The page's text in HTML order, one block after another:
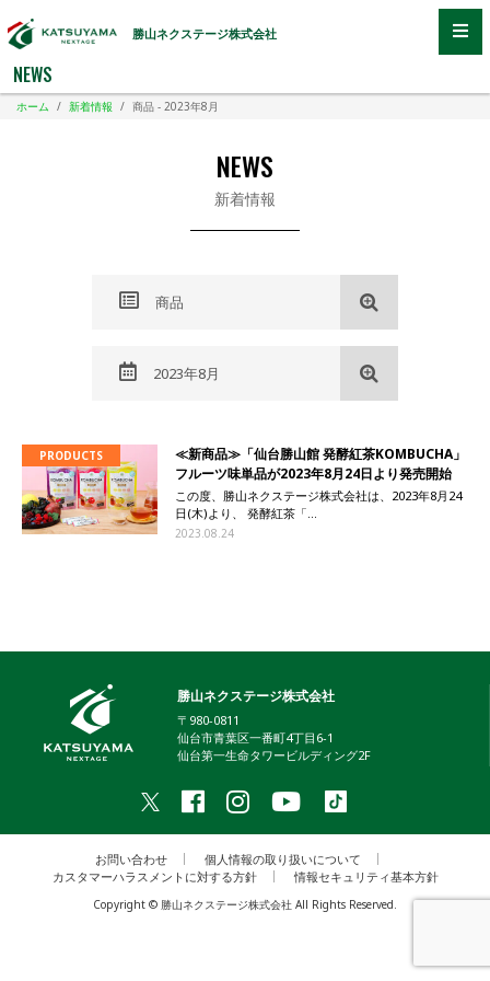
勝山ネクステージ株式会社
NEWS
ホーム / 新着情報 / 商品 - 2023年8月
NEWS
新着情報
商品
2023年8月
PRODUCTS
≪新商品≫「仙台勝山館 発酵紅茶KOMBUCHA」
フルーツ味単品が2023年8月24日より発売開始
この度、勝山ネクステージ株式会社は、2023年8月24
日(木)より、 発酵紅茶「...
2023.08.24
勝山ネクステージ株式会社
〒980-0811
仙台市青葉区一番町4丁目6-1
仙台第一生命タワービルディング2F
お問い合わせ
個人情報の取り扱いについて
カスタマーハラスメントに対する方針
情報セキュリティ基本方針
Copyright © 勝山ネクステージ株式会社 All Rights Reserved.